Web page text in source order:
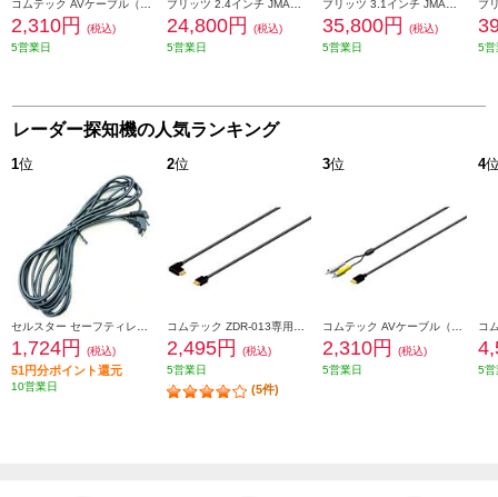
2,310円
(税込)
5営業日
24,800円
(税込)
5営業日
35,800円
(税込)
5営業日
5営
レーダー探知機の人気ランキング
1位
1,724円 (税込)
51円分ポイント還元
10営業日
2位
2,495円
(税込)
5営業日
(5件)
3位
2,310円
(税込)
5営業日
4
5営